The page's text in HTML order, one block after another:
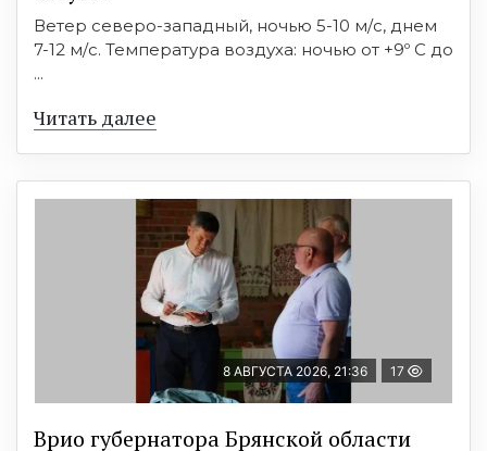
Ветер северо-западный, ночью 5-10 м/с, днем
7-12 м/с. Температура воздуха: ночью от +9º C до
...
Читать далее
8 АВГУСТА 2026, 21:36 17
Врио губернатора Брянской области